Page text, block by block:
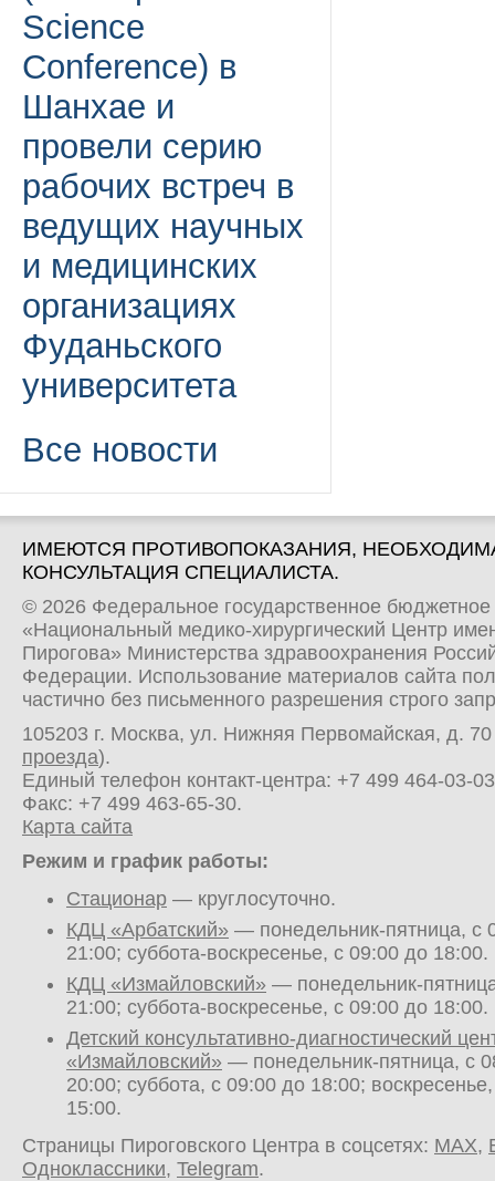
Science
Conference) в
Шанхае и
провели серию
рабочих встреч в
ведущих научных
и медицинских
организациях
Фуданьского
университета
Все новости
ИМЕЮТСЯ ПРОТИВОПОКАЗАНИЯ,
КОНСУЛЬТАЦИЯ СПЕЦИАЛИСТА.
© 2026 Федеральное государственное
«Национальный медико-хирургический Центр
Пирогова» Министерства здравоохранения
Федерации. Использование материалов сайта
частично без письменного разрешения строго
105203 г. Москва, ул. Нижняя Первомайская, д.
проезда).
Единый телефон контакт-центра: +7 499 464-03-03
Факс: +7 499 463-65-30.
Карта сайта
Режим и график работы:
Стационар — круглосуточно.
КДЦ «Арбатский» — понедельник-пятница, с
21:00; суббота-воскресенье, с 09:00 до 18:00.
КДЦ «Измайловский» — понедельник-
21:00; суббота-воскресенье, с 09:00 до 18:00.
Детский консультативно-диагностический
«Измайловский» — понедельник-пятница, с
20:00; суббота, с 09:00 до 18:00;
15:00.
Страницы Пироговского Центра в соцсетях: MAX,
Одноклассники, Telegram.